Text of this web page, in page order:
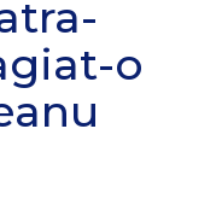
o